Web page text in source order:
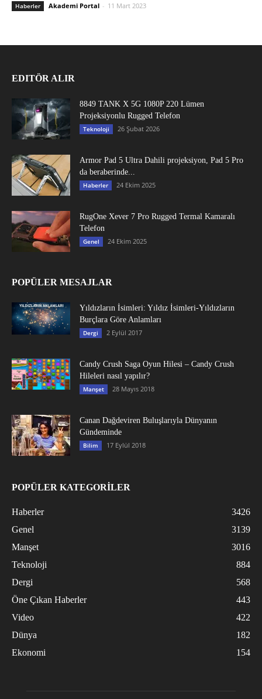
Haberler Akademi Portal - 11 Mart 2023
EDITÖR ALIR
8849 TANK X 5G 1080P 220 Lümen
Projeksiyonlu Rugged Telefon
Teknoloji 26 Şubat 2026
Armor Pad 5 Ultra Dahili projeksiyon, Pad 5 Pro
da beraberinde...
Haberler 24 Ekim 2025
RugOne Xever 7 Pro Rugged Termal Kamaralı
Telefon
Genel 24 Ekim 2025
POPÜLER MESAJLAR
Yıldızların İsimleri: Yıldız İsimleri-Yıldızların
Burçlara Göre Anlamları
Dergi 2 Eylül 2017
Candy Crush Saga Oyun Hilesi – Candy Crush
Hileleri nasıl yapılır?
Manşet 28 Mayıs 2018
Canan Dağdeviren Buluşlarıyla Dünyanın
Gündeminde
Bilim 17 Eylül 2018
POPÜLER KATEGORİLER
Haberler
3426
Genel
3139
Manşet
3016
Teknoloji
884
Dergi
568
Öne Çıkan Haberler
443
Video
422
Dünya
182
Ekonomi
154